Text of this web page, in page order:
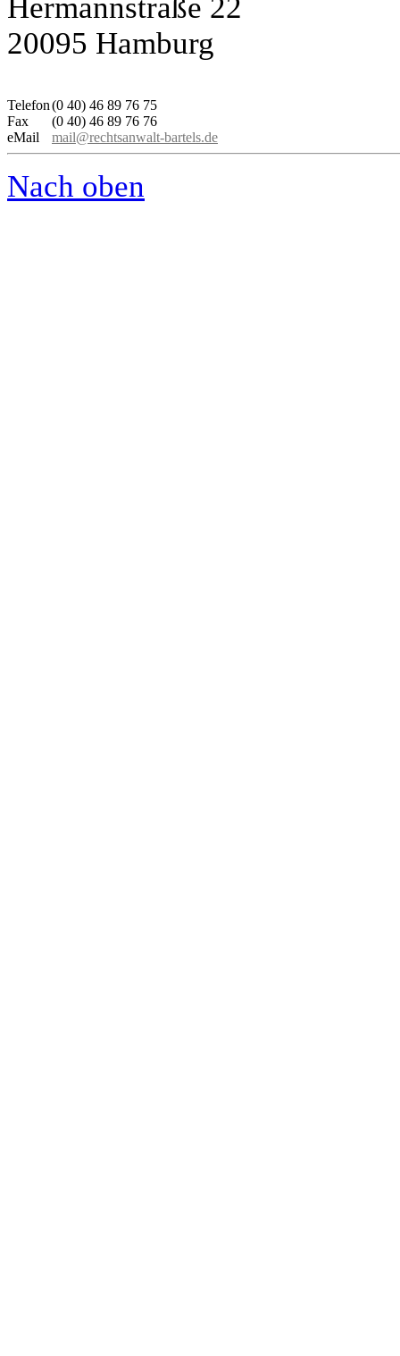
Hermannstraße 22
20095 Hamburg
Telefon(0 40) 46 89 76 75
Fax
(0 40) 46 89 76 76
eMail
mail@rechtsanwalt-bartels.de
Nach oben